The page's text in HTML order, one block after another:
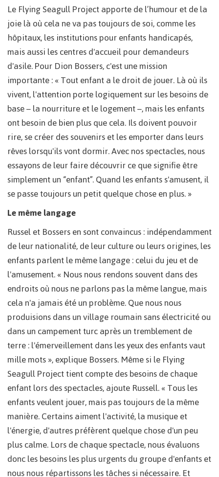
Le Flying Seagull Project apporte de l’humour et de la
joie là où cela ne va pas toujours de soi, comme les
hôpitaux, les institutions pour enfants handicapés,
mais aussi les centres d'accueil pour demandeurs
d'asile. Pour Dion Bossers, c'est une mission
importante : « Tout enfant a le droit de jouer. Là où ils
vivent, l'attention porte logiquement sur les besoins de
base – la nourriture et le logement –, mais les enfants
ont besoin de bien plus que cela. Ils doivent pouvoir
rire, se créer des souvenirs et les emporter dans leurs
rêves lorsqu'ils vont dormir. Avec nos spectacles, nous
essayons de leur faire découvrir ce que signifie être
simplement un “enfant”. Quand les enfants s'amusent, il
se passe toujours un petit quelque chose en plus. »
Le même langage
Russel et Bossers en sont convaincus : indépendamment
de leur nationalité, de leur culture ou leurs origines, les
enfants parlent le même langage : celui du jeu et de
l'amusement. « Nous nous rendons souvent dans des
endroits où nous ne parlons pas la même langue, mais
cela n'a jamais été un problème. Que nous nous
produisions dans un village roumain sans électricité ou
dans un campement turc après un tremblement de
terre : l'émerveillement dans les yeux des enfants vaut
mille mots », explique Bossers. Même si le Flying
Seagull Project tient compte des besoins de chaque
enfant lors des spectacles, ajoute Russell. « Tous les
enfants veulent jouer, mais pas toujours de la même
manière. Certains aiment l'activité, la musique et
l'énergie, d'autres préfèrent quelque chose d'un peu
plus calme. Lors de chaque spectacle, nous évaluons
donc les besoins les plus urgents du groupe d'enfants et
nous nous répartissons les tâches si nécessaire. Et